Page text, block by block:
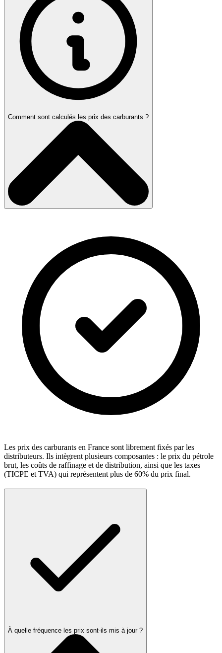
Comment sont calculés les prix des carburants ?
Les prix des carburants en France sont librement fixés par les
distributeurs. Ils intègrent plusieurs composantes : le prix du pétrole
brut, les coûts de raffinage et de distribution, ainsi que les taxes
(TICPE et TVA) qui représentent plus de 60% du prix final.
À quelle fréquence les prix sont-ils mis à jour ?